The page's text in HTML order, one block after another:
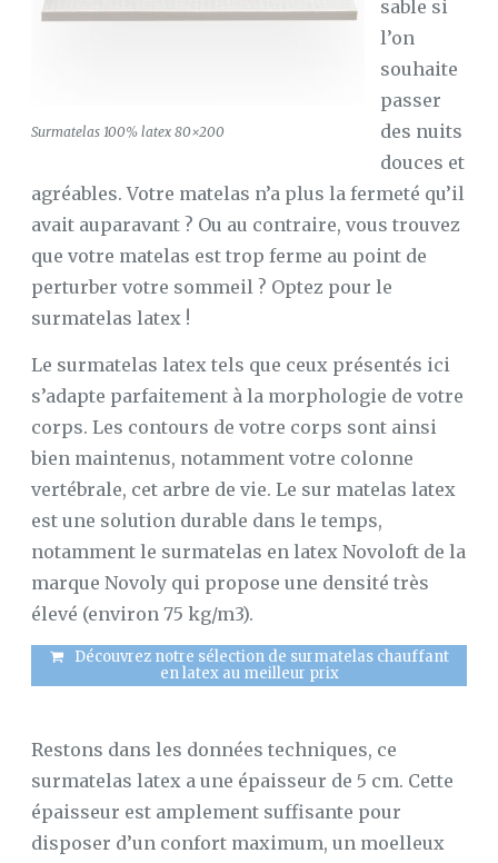
MEMOIRE
DU
CONFORT
AU
LIT
CONFORT
MAISON
SOMMEIL
Surmatelas 100% latex 80×200
sable si
l’on
souhaite
passer
des nuits
douces et
agréables. Votre matelas n’a plus la fermeté qu’il
avait auparavant ? Ou au contraire, vous trouvez
que votre matelas est trop ferme au point de
perturber votre sommeil ? Optez pour le
surmatelas latex !
Le surmatelas latex tels que ceux présentés ici
s’adapte parfaitement à la morphologie de votre
corps. Les contours de votre corps sont ainsi
bien maintenus, notamment votre colonne
vertébrale, cet arbre de vie. Le sur matelas latex
est une solution durable dans le temps,
notamment le surmatelas en latex Novoloft de la
marque Novoly qui propose une densité très
élevé (environ 75 kg/m3).
Découvrez notre sélection de surmatelas chauffant
en latex au meilleur prix
Restons dans les données techniques, ce
surmatelas latex a une épaisseur de 5 cm. Cette
épaisseur est amplement suffisante pour
disposer d’un confort maximum, un moelleux